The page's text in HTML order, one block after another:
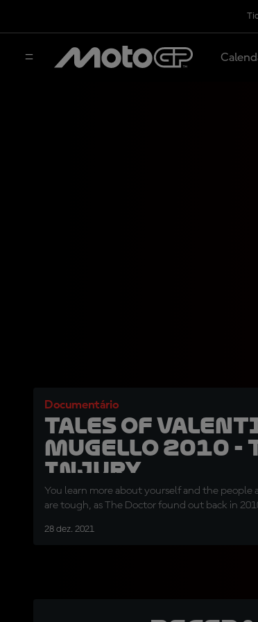
Documentário
TALES OF
Mugello 2010 -
Injury
You learn more about yourself and the people
are tough, as The Doctor found out back in
28 dez. 2021